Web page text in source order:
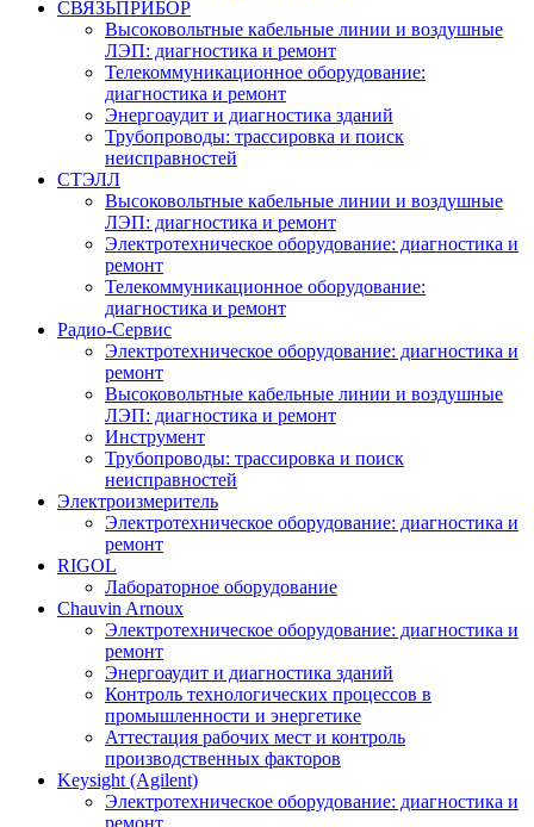
СВЯЗЬПРИБОР
Высоковольтные кабельные линии и воздушные
ЛЭП: диагностика и ремонт
Телекоммуникационное оборудование:
диагностика и ремонт
Энергоаудит и диагностика зданий
Трубопроводы: трассировка и поиск
неисправностей
СТЭЛЛ
Высоковольтные кабельные линии и воздушные
ЛЭП: диагностика и ремонт
Электротехническое оборудование: диагностика и
ремонт
Телекоммуникационное оборудование:
диагностика и ремонт
Радио-Cервис
Электротехническое оборудование: диагностика и
ремонт
Высоковольтные кабельные линии и воздушные
ЛЭП: диагностика и ремонт
Инструмент
Трубопроводы: трассировка и поиск
неисправностей
Электроизмеритель
Электротехническое оборудование: диагностика и
ремонт
RIGOL
Лабораторное оборудование
Chauvin Arnoux
Электротехническое оборудование: диагностика и
ремонт
Энергоаудит и диагностика зданий
Контроль технологических процессов в
промышленности и энергетике
Аттестация рабочих мест и контроль
производственных факторов
Keysight (Agilent)
Электротехническое оборудование: диагностика и
ремонт